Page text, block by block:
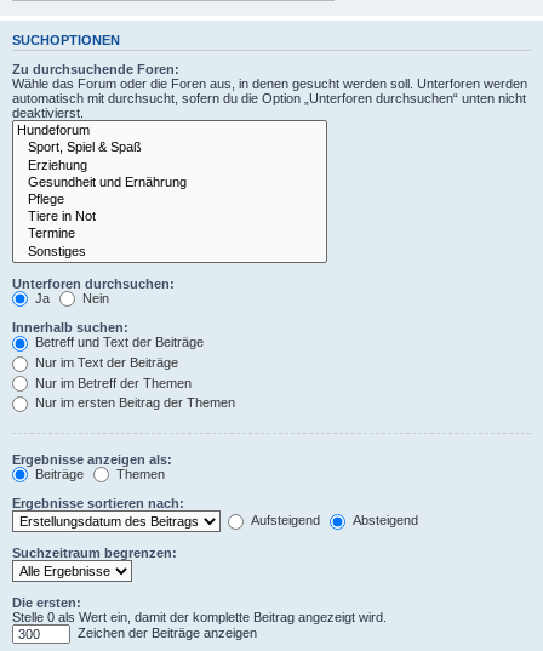
SUCHOPTIONEN
Zu durchsuchende Foren:
Wähle das Forum oder die Foren aus, in denen gesucht werden soll. Unterforen werden
automatisch mit durchsucht, sofern du die Option „Unterforen durchsuchen“ unten nicht
deaktivierst.
Unterforen durchsuchen:
Ja
Nein
Innerhalb suchen:
Betreff und Text der Beiträge
Nur im Text der Beiträge
Nur im Betreff der Themen
Nur im ersten Beitrag der Themen
Ergebnisse anzeigen als:
Beiträge
Themen
Ergebnisse sortieren nach:
Aufsteigend
Absteigend
Suchzeitraum begrenzen:
Die ersten:
Stelle 0 als Wert ein, damit der komplette Beitrag angezeigt wird.
Zeichen der Beiträge anzeigen